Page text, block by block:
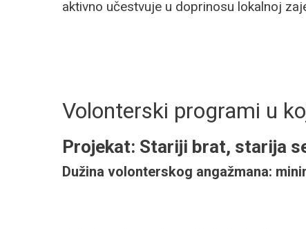
aktivno učestvuje u doprinosu lokalnoj
Volonterski programi u
Projekat: Stariji brat, starija
Dužina volonterskog angažmana: